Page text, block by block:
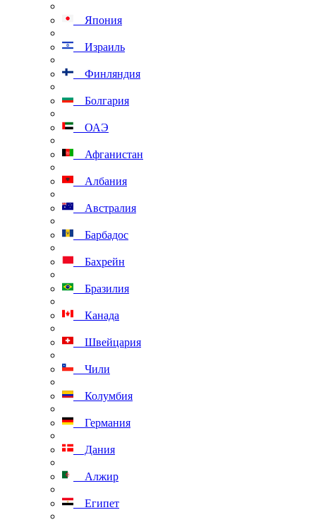
Япония
Израиль
Финляндия
Болгария
ОАЭ
Афганистан
Албания
Австралия
Барбадос
Бахрейн
Бразилия
Канада
Швейцария
Чили
Колумбия
Германия
Дания
Алжир
Египет